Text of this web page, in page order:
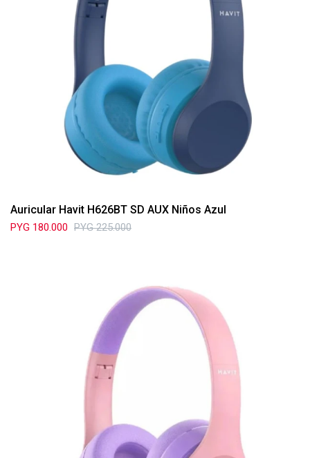
Auricular Havit H626BT SD AUX Niños Azul
PYG 180.000 PYG 225.000